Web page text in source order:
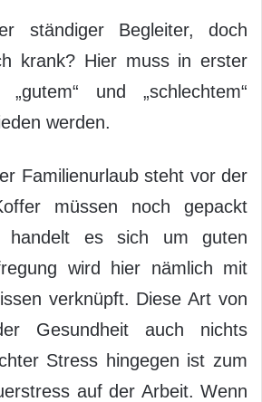
ständiger Begleiter, doch
krank? Hier muss in erster
und „schlechtem“
werden.
Familienurlaub steht vor der
müssen noch gepackt
handelt es sich um guten
wird hier nämlich mit
verknüpft. Diese Art von
Gesundheit auch nichts
Stress hingegen ist zum
auf der Arbeit. Wenn